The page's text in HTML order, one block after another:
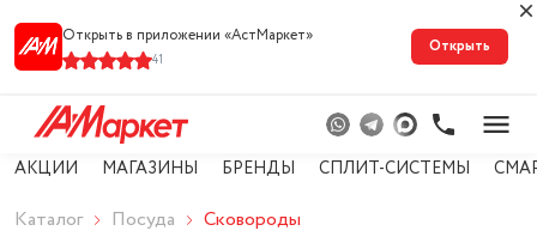
Открыть в приложении «АстМарке‪т‬»
41
Открыть
АКЦИИ МАГАЗИНЫ БРЕНДЫ СПЛИТ-СИСТЕМЫ
Каталог Посуда Сковороды